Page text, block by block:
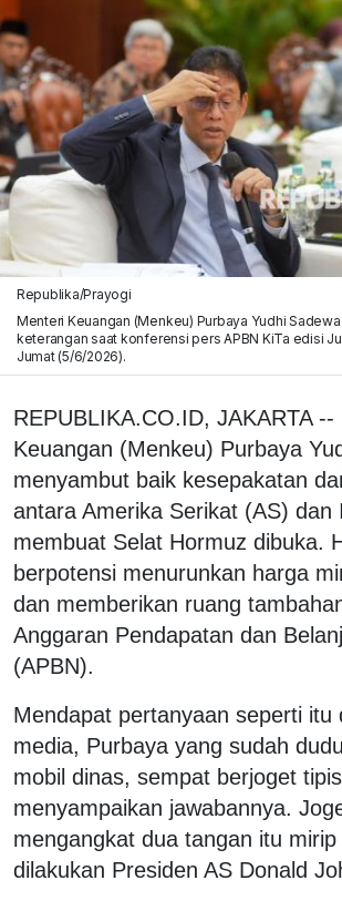
Republika/Prayogi
Menteri Keuangan (Menkeu) Purbaya Yudhi
keterangan saat konferensi pers APBN KiTa edisi
Jumat (5/6/2026).
REPUBLIKA.CO.ID, JAKARTA --
Keuangan (Menkeu) Purbaya
menyambut baik kesepakatan
antara Amerika Serikat (AS) dan
membuat Selat Hormuz dibuka.
berpotensi menurunkan harga
dan memberikan ruang
Anggaran Pendapatan dan
(APBN).
Mendapat pertanyaan seperti itu
media, Purbaya yang sudah
mobil dinas, sempat berjoget
menyampaikan jawabannya.
mengangkat dua tangan itu
dilakukan Presiden AS Donald